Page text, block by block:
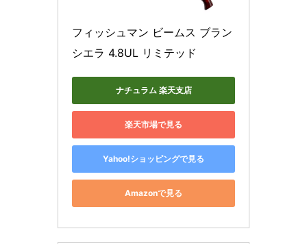
フィッシュマン ビームス ブラン
シエラ 4.8UL リミテッド
ナチュラム 楽天支店
楽天市場で見る
Yahoo!ショッピングで見る
Amazonで見る